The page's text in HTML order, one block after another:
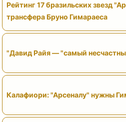
Рейтинг 17 бразильских звезд
трансфера Бруно Гимараеса
"Давид Райя — "самый
Калафиори: "Арсеналу" нужны